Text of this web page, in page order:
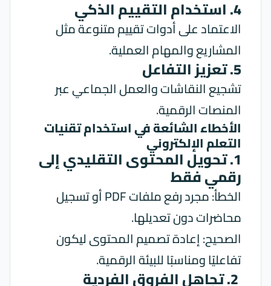
4. استخدام التقييم الذكي
الاعتماد على أدوات تقييم متنوعة مثل
المشاريع والمهام العملية.
5. تعزيز التفاعل
تشجيع النقاشات والعمل الجماعي عبر
المنصات الرقمية.
الأخطاء الشائعة في استخدام تقنيات
التعلم الإلكتروني
1. تحويل المحتوى التقليدي إلى
رقمي فقط
الخطأ: مجرد رفع ملفات PDF أو تسجيل
محاضرات دون تعديلها.
الصحيح: إعادة تصميم المحتوى ليكون
تفاعليًا ومناسبًا للبيئة الرقمية.